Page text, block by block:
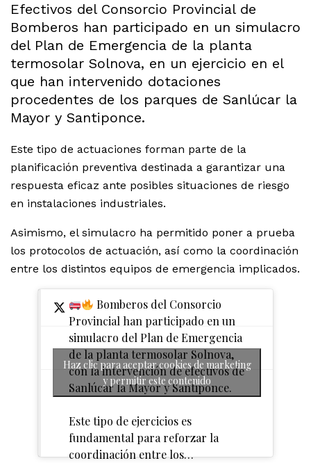
Efectivos del Consorcio Provincial de
Bomberos han participado en un simulacro
del Plan de Emergencia de la planta
termosolar Solnova, en un ejercicio en el
que han intervenido dotaciones
procedentes de los parques de Sanlúcar la
Mayor y Santiponce.
Este tipo de actuaciones forman parte de la
planificación preventiva destinada a garantizar una
respuesta eficaz ante posibles situaciones de riesgo
en instalaciones industriales.
Asimismo, el simulacro ha permitido poner a prueba
los protocolos de actuación, así como la coordinación
entre los distintos equipos de emergencia implicados.
Bomberos del Consorcio
Provincial han participado en un
simulacro del Plan de Emergencia
de la planta termosolar Solnova,
con la intervención de efectivos de
Sanlúcar la Mayor y Santiponce.
Este tipo de ejercicios es
fundamental para reforzar la
coordinación entre los…
Haz clic para aceptar cookies de marketing
y permitir este contenido